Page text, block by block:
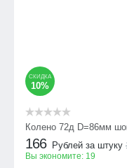
СКИДКА
10%
Колено 72д D=86мм
166 Рублей за штуку
Вы экономите: 19